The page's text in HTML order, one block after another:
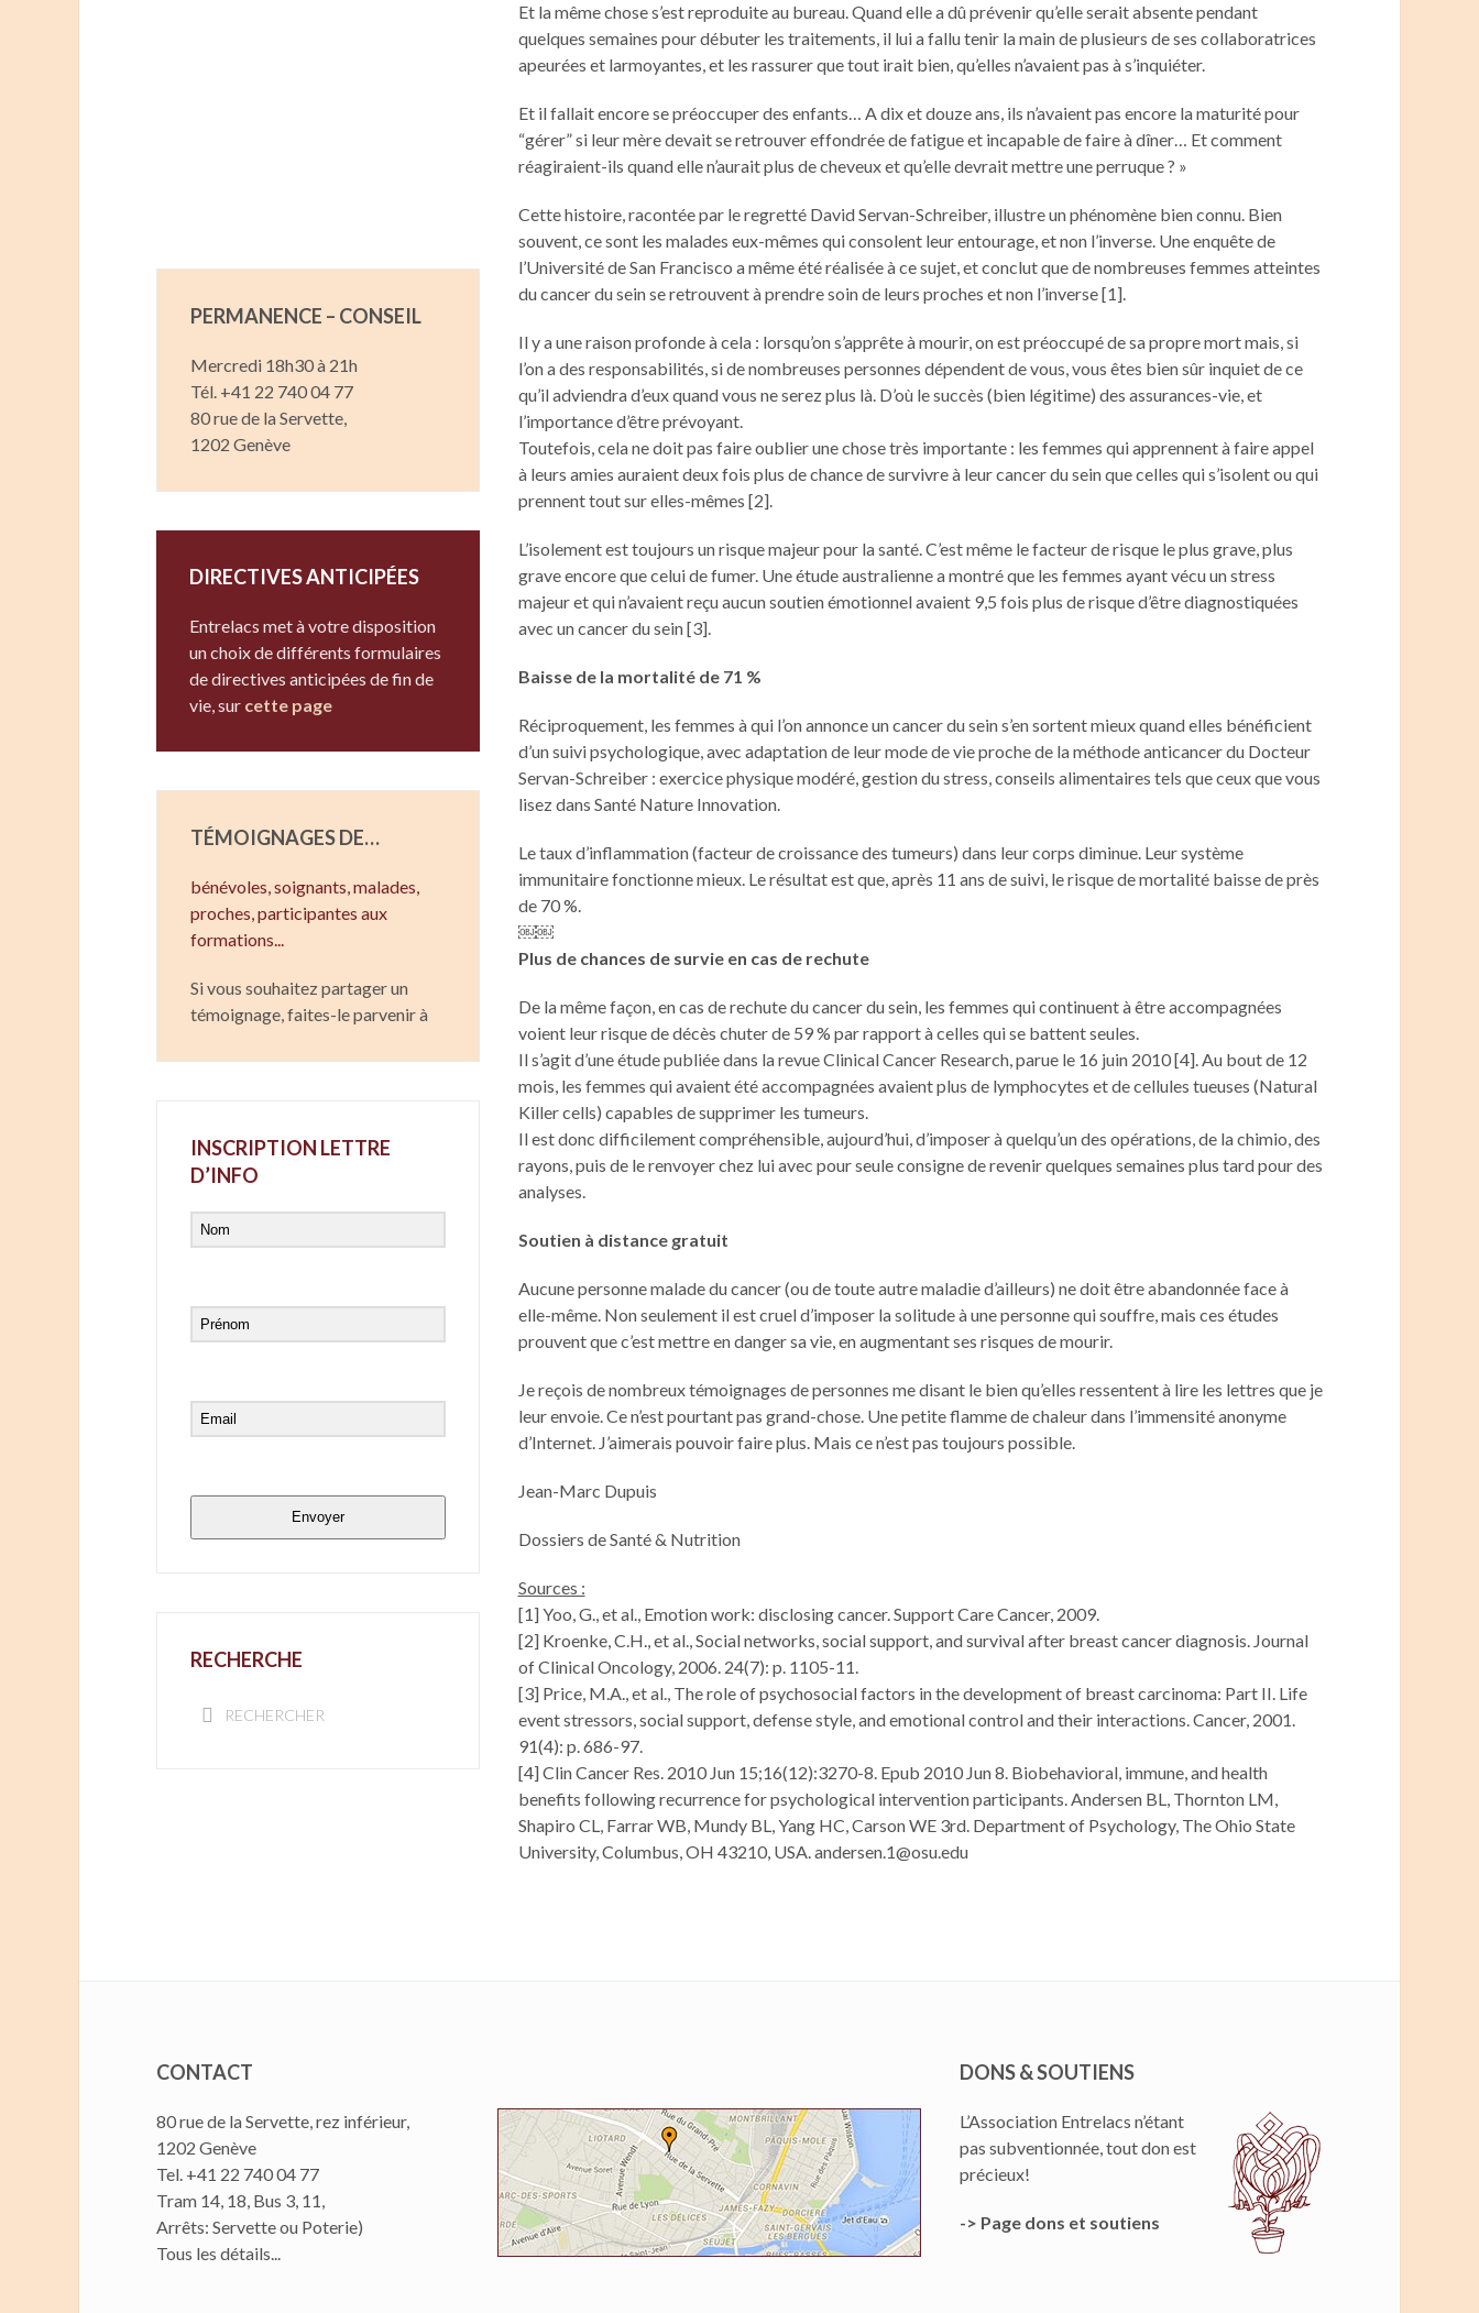
Et la même chose s’est reproduite au bureau. Quand elle a dû prévenir qu’elle serait absente pendant
quelques semaines pour débuter les traitements, il lui a fallu tenir la main de plusieurs de ses collaboratrices
apeurées et larmoyantes, et les rassurer que tout irait bien, qu’elles n’avaient pas à s’inquiéter.
Et il fallait encore se préoccuper des enfants… A dix et douze ans, ils n’avaient pas encore la maturité pour
“gérer” si leur mère devait se retrouver effondrée de fatigue et incapable de faire à dîner… Et comment
réagiraient-ils quand elle n’aurait plus de cheveux et qu’elle devrait mettre une perruque ? »
Cette histoire, racontée par le regretté David Servan-Schreiber, illustre un phénomène bien connu. Bien
souvent, ce sont les malades eux-mêmes qui consolent leur entourage, et non l’inverse. Une enquête de
l’Université de San Francisco a même été réalisée à ce sujet, et conclut que de nombreuses femmes atteintes
du cancer du sein se retrouvent à prendre soin de leurs proches et non l’inverse [1].
Il y a une raison profonde à cela : lorsqu’on s’apprête à mourir, on est préoccupé de sa propre mort mais, si
l’on a des responsabilités, si de nombreuses personnes dépendent de vous, vous êtes bien sûr inquiet de ce
qu’il adviendra d’eux quand vous ne serez plus là. D’où le succès (bien légitime) des assurances-vie, et
l’importance d’être prévoyant.
Toutefois, cela ne doit pas faire oublier une chose très importante : les femmes qui apprennent à faire appel
à leurs amies auraient deux fois plus de chance de survivre à leur cancer du sein que celles qui s’isolent ou qui
prennent tout sur elles-mêmes [2].
L’isolement est toujours un risque majeur pour la santé. C’est même le facteur de risque le plus grave, plus
grave encore que celui de fumer. Une étude australienne a montré que les femmes ayant vécu un stress
majeur et qui n’avaient reçu aucun soutien émotionnel avaient 9,5 fois plus de risque d’être diagnostiquées
avec un cancer du sein [3].
Baisse de la mortalité de 71 %
Réciproquement, les femmes à qui l’on annonce un cancer du sein s’en sortent mieux quand elles bénéficient
d’un suivi psychologique, avec adaptation de leur mode de vie proche de la méthode anticancer du Docteur
Servan-Schreiber : exercice physique modéré, gestion du stress, conseils alimentaires tels que ceux que vous
lisez dans Santé Nature Innovation.
Le taux d’inflammation (facteur de croissance des tumeurs) dans leur corps diminue. Leur système
immunitaire fonctionne mieux. Le résultat est que, après 11 ans de suivi, le risque de mortalité baisse de près
de 70 %.
￼￼
Plus de chances de survie en cas de rechute
De la même façon, en cas de rechute du cancer du sein, les femmes qui continuent à être accompagnées
voient leur risque de décès chuter de 59 % par rapport à celles qui se battent seules.
Il s’agit d’une étude publiée dans la revue Clinical Cancer Research, parue le 16 juin 2010 [4]. Au bout de 12
mois, les femmes qui avaient été accompagnées avaient plus de lymphocytes et de cellules tueuses (Natural
Killer cells) capables de supprimer les tumeurs.
Il est donc difficilement compréhensible, aujourd’hui, d’imposer à quelqu’un des opérations, de la chimio, des
rayons, puis de le renvoyer chez lui avec pour seule consigne de revenir quelques semaines plus tard pour des
analyses.
Soutien à distance gratuit
Aucune personne malade du cancer (ou de toute autre maladie d’ailleurs) ne doit être abandonnée face à
elle-même. Non seulement il est cruel d’imposer la solitude à une personne qui souffre, mais ces études
prouvent que c’est mettre en danger sa vie, en augmentant ses risques de mourir.
Je reçois de nombreux témoignages de personnes me disant le bien qu’elles ressentent à lire les lettres que je
leur envoie. Ce n’est pourtant pas grand-chose. Une petite flamme de chaleur dans l’immensité anonyme
d’Internet. J’aimerais pouvoir faire plus. Mais ce n’est pas toujours possible.
Jean-Marc Dupuis
Dossiers de Santé & Nutrition
Sources :
[1] Yoo, G., et al., Emotion work: disclosing cancer. Support Care Cancer, 2009.
[2] Kroenke, C.H., et al., Social networks, social support, and survival after breast cancer diagnosis. Journal
of Clinical Oncology, 2006. 24(7): p. 1105-11.
[3] Price, M.A., et al., The role of psychosocial factors in the development of breast carcinoma: Part II. Life
event stressors, social support, defense style, and emotional control and their interactions. Cancer, 2001.
91(4): p. 686-97.
[4] Clin Cancer Res. 2010 Jun 15;16(12):3270-8. Epub 2010 Jun 8. Biobehavioral, immune, and health
benefits following recurrence for psychological intervention participants. Andersen BL, Thornton LM,
Shapiro CL, Farrar WB, Mundy BL, Yang HC, Carson WE 3rd. Department of Psychology, The Ohio State
University, Columbus, OH 43210, USA. andersen.1@osu.edu
PERMANENCE – CONSEIL
Mercredi 18h30 à 21h
Tél. +41 22 740 04 77
80 rue de la Servette,
1202 Genève
DIRECTIVES ANTICIPÉES
Entrelacs met à votre disposition
un choix de différents formulaires
de directives anticipées de fin de
vie, sur cette page
TÉMOIGNAGES DE…
bénévoles, soignants,malades,
proches,participantes aux
formations...
Si vous souhaitez partager un
témoignage, faites-le parvenir à
INSCRIPTION LETTRE
D’INFO
Envoyer
RECHERCHE
CONTACT
80 rue de la Servette, rez inférieur,
1202 Genève
Tel. +41 22 740 04 77
Tram 14, 18, Bus 3, 11,
Arrêts: Servette ou Poterie)
Tous les détails...
DONS & SOUTIENS
L’Association Entrelacs n’étant
pas subventionnée, tout don est
précieux!
-> Page dons et soutiens